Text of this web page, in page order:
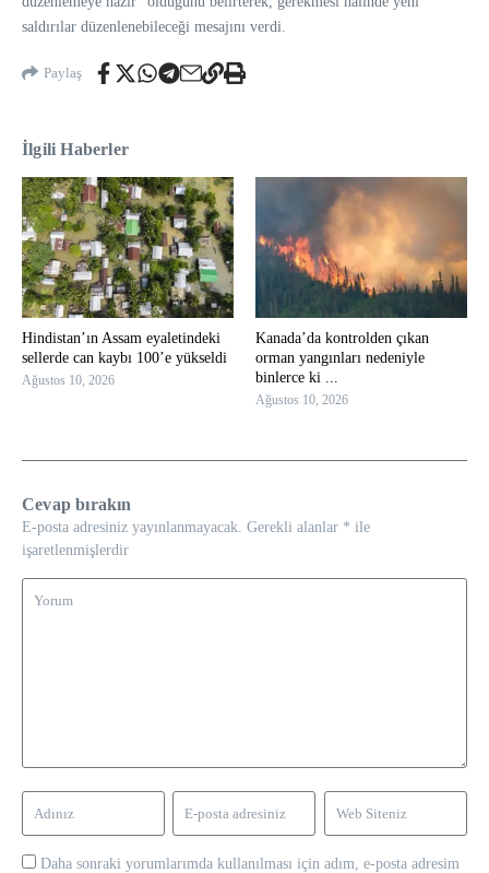
saldırılar düzenlenebileceği mesajını verdi.
Paylaş
İlgili Haberler
Hindistan’ın Assam eyaletindeki
sellerde can kaybı 100’e yükseldi
Ağustos 10, 2026
Kanada’da kontrolden çıkan
orman yangınları nedeniyle
binlerce ki ...
Ağustos 10, 2026
Cevap bırakın
E-posta adresiniz yayınlanmayacak. Gerekli alanlar * ile
işaretlenmişlerdir
Daha sonraki yorumlarımda kullanılması için adım, e-posta adresim